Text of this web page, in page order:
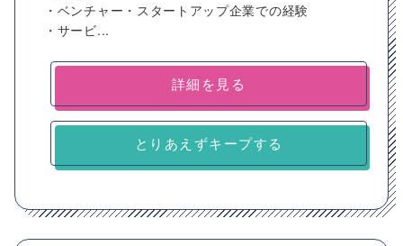
・ベンチャー・スタートアップ企業での経験
・サービ...
詳細を見る
とりあえずキープする